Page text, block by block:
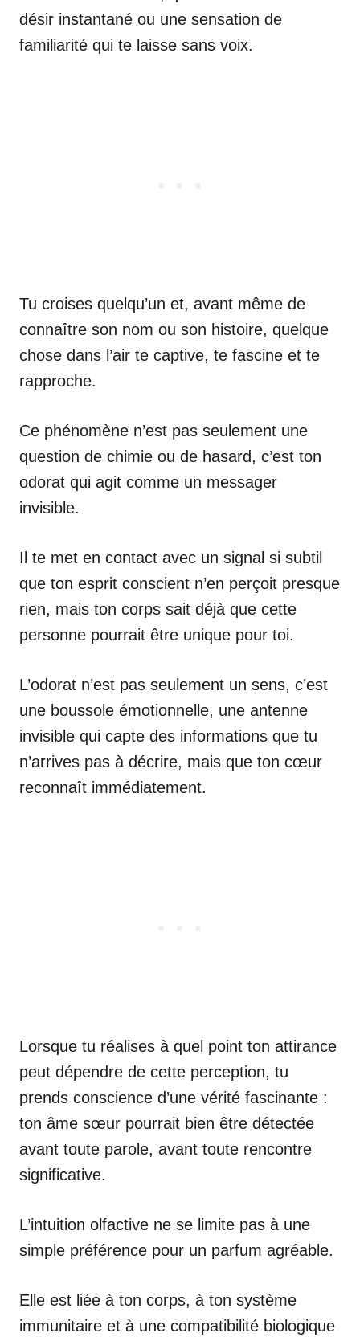
désir instantané ou une sensation de
familiarité qui te laisse sans voix.
Tu croises quelqu’un et, avant même de
connaître son nom ou son histoire, quelque
chose dans l’air te captive, te fascine et te
rapproche.
Ce phénomène n’est pas seulement une
question de chimie ou de hasard, c’est ton
odorat qui agit comme un messager
invisible.
Il te met en contact avec un signal si subtil
que ton esprit conscient n’en perçoit presque
rien, mais ton corps sait déjà que cette
personne pourrait être unique pour toi.
L’odorat n’est pas seulement un sens, c’est
une boussole émotionnelle, une antenne
invisible qui capte des informations que tu
n’arrives pas à décrire, mais que ton cœur
reconnaît immédiatement.
Lorsque tu réalises à quel point ton attirance
peut dépendre de cette perception, tu
prends conscience d’une vérité fascinante :
ton âme sœur pourrait bien être détectée
avant toute parole, avant toute rencontre
significative.
L’intuition olfactive ne se limite pas à une
simple préférence pour un parfum agréable.
Elle est liée à ton corps, à ton système
immunitaire et à une compatibilité biologique